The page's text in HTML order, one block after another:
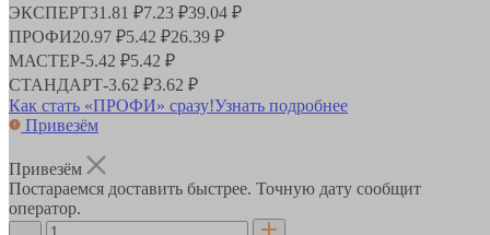
ЭКСПЕРТ31.81 ₽7.23 ₽39.04 ₽
ПРОФИ20.97 ₽5.42 ₽26.39 ₽
МАСТЕР-5.42 ₽5.42 ₽
СТАНДАРТ-3.62 ₽3.62 ₽
Как стать «ПРОФИ» сразу!Узнать подробнее
Привезём
Привезём
Постараемся доставить быстрее. Точную дату сообщит
оператор.